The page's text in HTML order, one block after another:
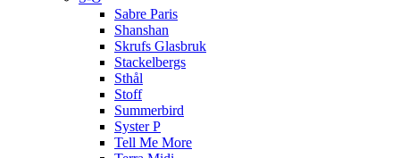
Sabre Paris
Shanshan
Skrufs Glasbruk
Stackelbergs
Sthål
Stoff
Summerbird
Syster P
Tell Me More